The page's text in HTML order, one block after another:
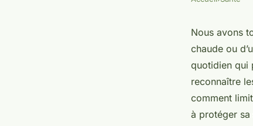
Brûlure :
prévenir les
6 min de lecture
Nous avons
chaude ou
quotidien qui
reconnaître
comment
à protéger sa